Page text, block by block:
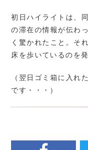
初日ハイライトは、
の滞在の情報が伝わ
く驚かれたこと。そ
床を歩いているのを
（翌日ゴミ箱に入れ
です・・・）